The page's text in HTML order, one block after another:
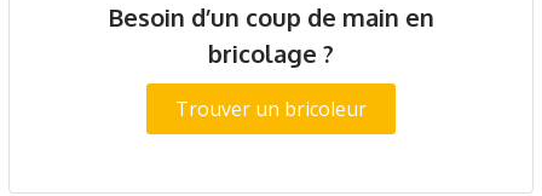
Besoin d’un coup de main en
bricolage ?
Trouver un bricoleur